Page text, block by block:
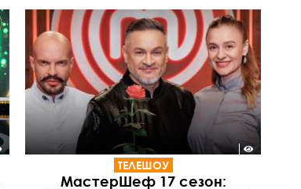
ТЕЛЕШОУ
МастерШеф 17 сезон: